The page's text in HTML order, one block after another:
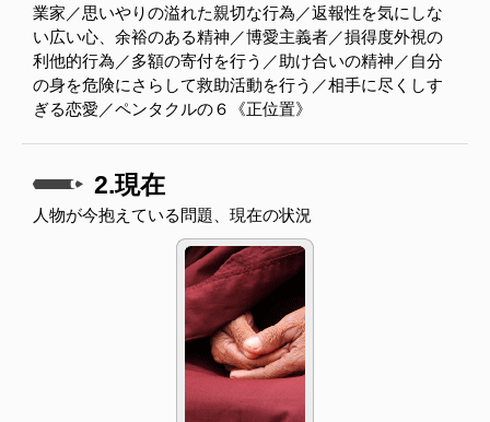
業家／思いやりの溢れた親切な行為／返報性を気にしな
い広い心、余裕のある精神／博愛主義者／損得度外視の
利他的行為／多額の寄付を行う／助け合いの精神／自分
の身を危険にさらして救助活動を行う／相手に尽くしす
ぎる恋愛／ペンタクルの６《正位置》
2.現在
人物が今抱えている問題、現在の状況